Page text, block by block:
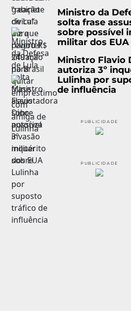
Ministro da
solta frase
sobre possível
militar dos EUA
Ministro Flavio
autoriza 3º
Lulinha por
de influência
PUBLICIDADE
PUBLICIDADE